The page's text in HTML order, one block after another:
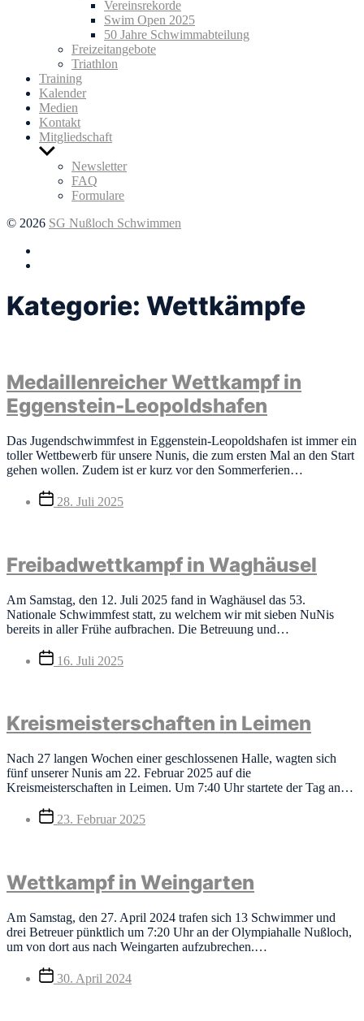
anzeigenVereinsrekorde
Swim Open 2025
50 Jahre Schwimmabteilung
Freizeitangebote
Triathlon
Training
Kalender
Medien
Kontakt
Mitgliedschaft
Untermenü
anzeigenNewsletter
FAQ
Formulare
© 2026 SG Nußloch Schwimmen
Kategorie: Wettkämpfe
Medaillenreicher Wettkampf in
Eggenstein-Leopoldshafen
Das Jugendschwimmfest in Eggenstein-Leopoldshafen ist immer ein
toller Wettbewerb für unsere Nunis, die zum ersten Mal an den Start
gehen wollen. Zudem ist er kurz vor den Sommerferien…
Veröffentlichungsdatum
28. Juli 2025
Freibadwettkampf in Waghäusel
Am Samstag, den 12. Juli 2025 fand in Waghäusel das 53.
Nationale Schwimmfest statt, zu welchem wir mit sieben NuNis
bereits in aller Frühe aufbrachen. Die Betreuung und…
Veröffentlichungsdatum
16. Juli 2025
Kreismeisterschaften in Leimen
Nach 27 langen Wochen einer geschlossenen Halle, wagten sich
fünf unserer Nunis am 22. Februar 2025 auf die
Kreismeisterschaften in Leimen. Um 7:40 Uhr startete der Tag an…
Veröffentlichungsdatum
23. Februar 2025
Wettkampf in Weingarten
Am Samstag, den 27. April 2024 trafen sich 13 Schwimmer und
drei Betreuer pünktlich um 7:20 Uhr an der Olympiahalle Nußloch,
um von dort aus nach Weingarten aufzubrechen.…
Veröffentlichungsdatum
30. April 2024